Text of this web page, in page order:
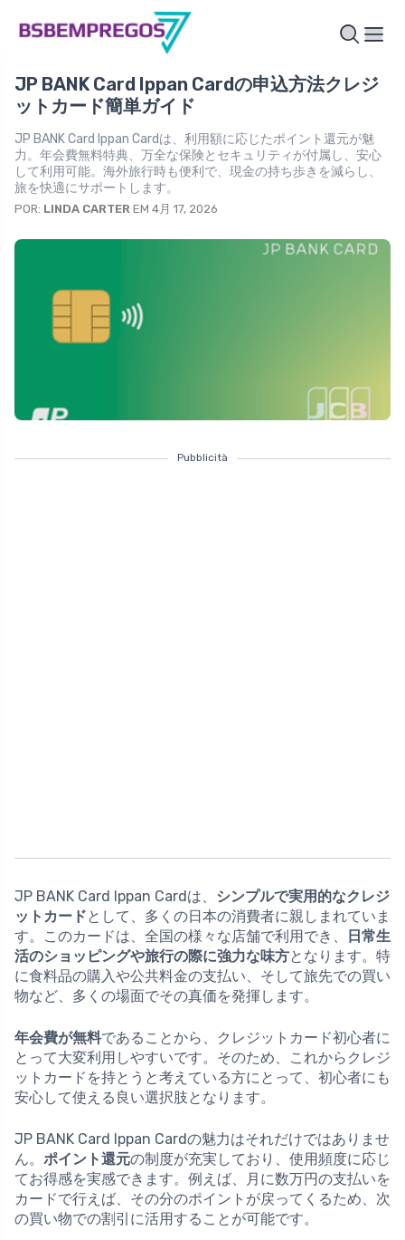
JP BANK Card Ippan Cardの申込方法クレジ
ットカード簡単ガイド
JP BANK Card Ippan Cardは、利用額に応じたポイント還元が魅
力。年会費無料特典、万全な保険とセキュリティが付属し、安心
して利用可能。海外旅行時も便利で、現金の持ち歩きを減らし、
旅を快適にサポートします。
POR: LINDA CARTER EM 4月 17, 2026
Pubblicità
JP BANK Card Ippan Cardは、 シンプルで実用的なクレジ
ットカードとして、多くの日本の消費者に親しまれていま
す。このカードは、全国の様々な店舗で利用でき、
日常生
活のショッピングや旅行の際に強力な味方となります。特
に食料品の購入や公共料金の支払い、そして旅先での買い
物など、多くの場面でその真価を発揮します。
年会費が無料であることから、クレジットカード初心者に
とって大変利用しやすいです。そのため、これからクレジ
ットカードを持とうと考えている方にとって、初心者にも
安心して使える良い選択肢となります。
JP BANK Card Ippan Cardの魅力はそれだけではありませ
ん。 ポイント還元の制度が充実しており、使用頻度に応じ
てお得感を実感できます。例えば、月に数万円の支払いを
カードで行えば、その分のポイントが戻ってくるため、次
の買い物での割引に活用することが可能です。